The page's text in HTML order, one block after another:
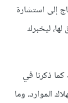
إلى استشارة
ليخبرك
ذكرنا في
الموارد، وما